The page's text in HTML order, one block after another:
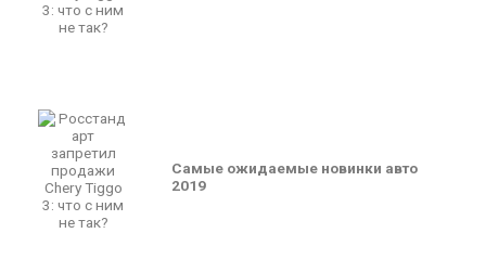
Самые ожидаемые новинки авто
2019